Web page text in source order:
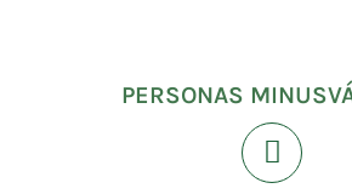
PERSONAS